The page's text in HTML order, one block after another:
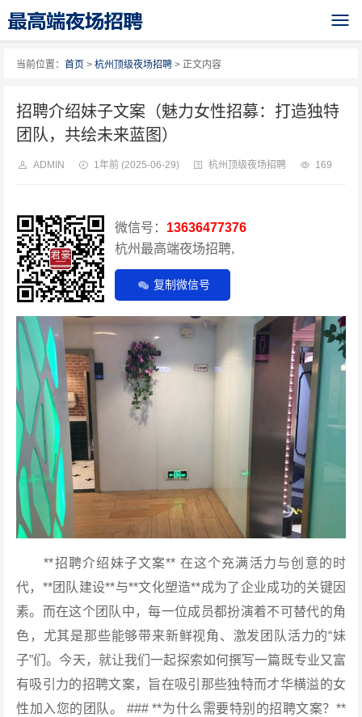
当前位置： 首页 > 杭州顶级夜场招聘 > 正文内容
招聘介绍妹子文案（魅力女性招募：打造独特
团队，共绘未来蓝图）
ADMIN 1年前 (2025-06-29) 杭州顶级夜场招聘 169
微信号： 13636477376
杭州最高端夜场招聘,
复制微信号
**招聘介绍妹子文案** 在这个充满活力与创意的时
代，**团队建设**与**文化塑造**成为了企业成功的关键因
素。而在这个团队中，每一位成员都扮演着不可替代的角
色，尤其是那些能够带来新鲜视角、激发团队活力的“妹
子”们。今天，就让我们一起探索如何撰写一篇既专业又富
有吸引力的招聘文案，旨在吸引那些独特而才华横溢的女
性加入您的团队。 ### **为什么需要特别的招聘文案？**